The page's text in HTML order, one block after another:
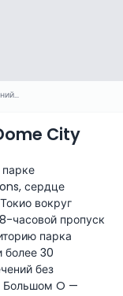
Парк развлечений Tokyo Dome City
City
сердце
вокруг
часовой пропуск
парка
более 30
без
Большом O —